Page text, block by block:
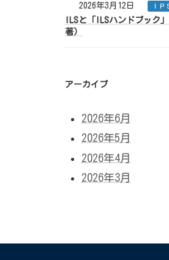
2026年3月12日 ＩＰ
ILSと「ILSハンドブック
著）
アーカイブ
2026年6月
2026年5月
2026年4月
2026年3月